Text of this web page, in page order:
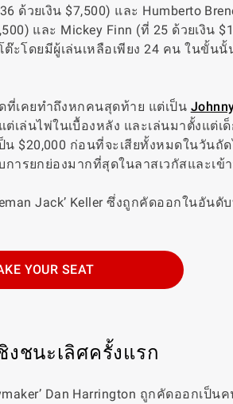
ด้วยเงิน $7,500) และ Humberto
และ Mickey Finn (ที่ 25 ด้วยเงิน
โดยมีผู้เล่นเหลือเพียง 24 คน ในขั้นนั้
ที่เคยทำถึงหกคนสุดท้าย แต่เป็น
ล่นไพ่ในเบื้องหลัง และเล่นมาตั้งแต่เ
น $20,000 ก่อนที่จะเสียทั้งหมดในวันถั
บการยกย่องมากที่สุดในลาสเวกัสและเ
Jack’ Keller ซึ่งถูกคัดออกในอันดับ
YOUR SEAT
ชนะเลิศครั้งแรก
Dan Harrington ถูกคัดออกเป็น